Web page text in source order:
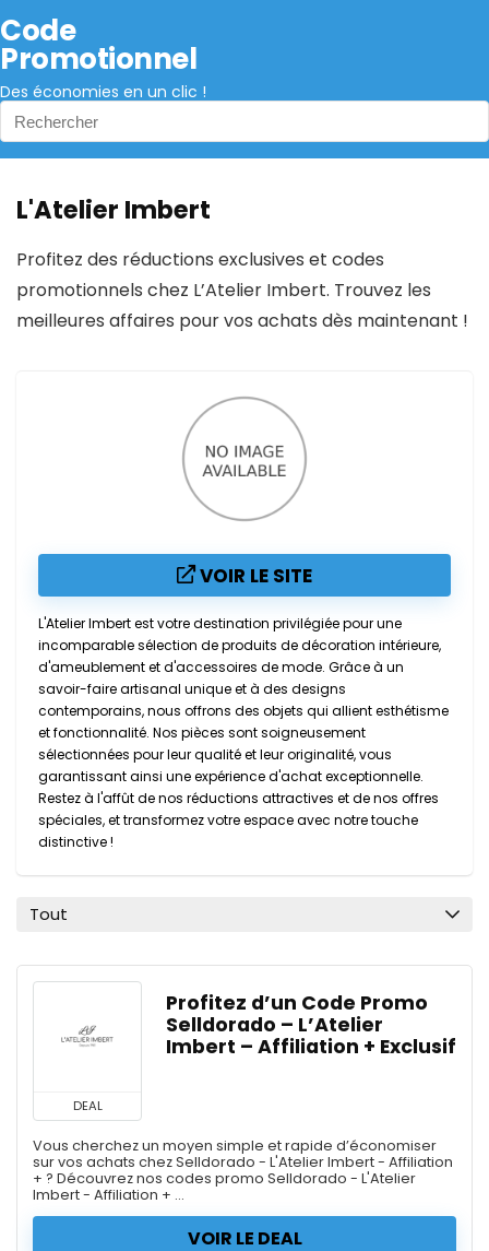
Code
Promotionnel
Des économies en un clic !
L'Atelier Imbert
Profitez des réductions exclusives et codes
promotionnels chez L’Atelier Imbert. Trouvez les
meilleures affaires pour vos achats dès maintenant !
VOIR LE SITE
L'Atelier Imbert est votre destination privilégiée pour une
incomparable sélection de produits de décoration intérieure,
d'ameublement et d'accessoires de mode. Grâce à un
savoir-faire artisanal unique et à des designs
contemporains, nous offrons des objets qui allient esthétisme
et fonctionnalité. Nos pièces sont soigneusement
sélectionnées pour leur qualité et leur originalité, vous
garantissant ainsi une expérience d'achat exceptionnelle.
Restez à l'affût de nos réductions attractives et de nos offres
spéciales, et transformez votre espace avec notre touche
distinctive !
Tout
DEAL
Profitez d’un Code Promo
Selldorado – L’Atelier
Imbert – Affiliation + Exclusif
Vous cherchez un moyen simple et rapide d’économiser
sur vos achats chez Selldorado - L'Atelier Imbert - Affiliation
+ ? Découvrez nos codes promo Selldorado - L'Atelier
Imbert - Affiliation + ...
VOIR LE DEAL